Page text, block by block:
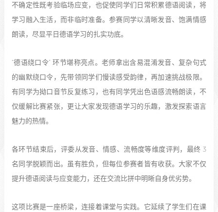
不确定性既考验临场应变，也促使同学们日常积累德语阅读，将
学习融入生活，而非临时准备。参赛同学以清晰发音、饱满情感
朗读，尽显平日德语学习的扎实功底。
“德语绕口令” 环节堪称亮点。老师拿出含易混淆发音、复杂句式
的幽默绕口令，先带领同学们慢读感受韵律，再加速挑战极限。
有同学为拗口音节反复练习，也有同学凭出色语感流畅朗读，不
仅缓解比赛紧张，更让大家发现德语学习的乐趣，激发探索语言
魅力的热情。
各环节结束后，评委从发音、情感、流畅度等维度评判，最终 3
名同学脱颖而出。虽有胜负，但每位参赛者皆有收获。大家不仅
提升德语阅读与应变能力，还在交流比拼中明晰自身优劣势。
这项比赛是一座桥梁，连接着课堂与实践。它延续了学生们在课